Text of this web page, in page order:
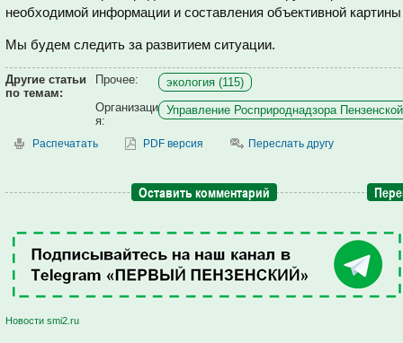
необходимой информации и составления объективной
Мы будем следить за развитием ситуации.
Другие статьи
по темам:
Прочее:
экология (115)
Организаци
я:
Управление Росприроднадзора
Распечатать PDF версия Переслать другу
Оставить комментарий
Новости smi2.ru